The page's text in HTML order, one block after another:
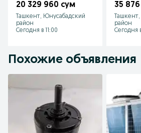
инверторный MDV
36HRDN1/MDOU-
36HDN1
20 329 960 сум
Ташкент, Юнусабадский
район
Сегодня в 11:00
35
район
Сегодня
Похожие объявления